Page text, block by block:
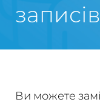
записів
Ви можете